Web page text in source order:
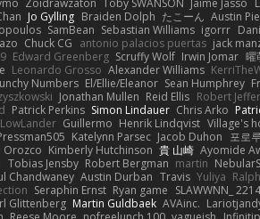
Zoidrawzaton Toby SWANSON Jaime Jasso
Jo Gylling Braiden Dolph たこーん Austin
SamBean Sebastian Williams igorrr
Chuck CG antonio palacios puertas jack
Edward Greenberg Scruffy Wolf Irwin Jomar 曜
Leonardo Grosso Alexander Williams
Numbers El/Ellie/Eleanor Sean Humphrey
Jonathan Mullen Reid Ellis Robert
Patrick Perkins Simon Lindauer Chris Arko
Guillermo Henrik Lindqvist Village's
Katelynn Parsec Jacob Duhon 포로루
Orozco Kimberly Hutchinson 貴 山崎 Ayomide
Tobias Jensby Robert Bergman martin
Chandwaney Austin Durban Travis Yuliya
Seraphin Ernst Ryan game SLAWWNN_ 2214
Glittenberg Martin Guldbaek AVAinc.